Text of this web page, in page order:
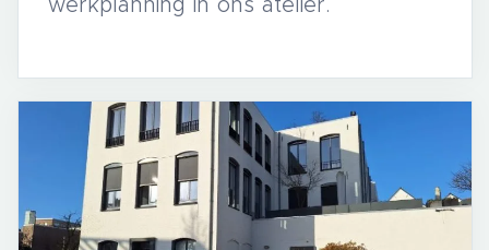
werkplanning in ons atelier.